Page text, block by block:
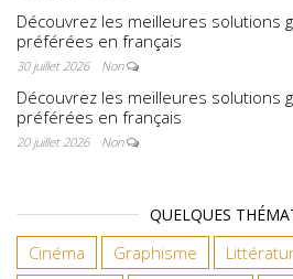
Découvrez les meilleures solutions
préférées en français
30 juillet 2026 Non
Découvrez les meilleures solutions
préférées en français
20 juillet 2026 Non
QUELQUES
Cinéma Graphisme